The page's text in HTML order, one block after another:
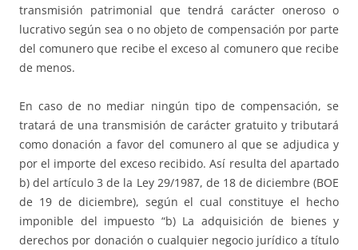
transmisión patrimonial que tendrá carácter oneroso o
lucrativo según sea o no objeto de compensación por parte
del comunero que recibe el exceso al comunero que recibe
de menos.
En caso de no mediar ningún tipo de compensación, se
tratará de una transmisión de carácter gratuito y tributará
como donación a favor del comunero al que se adjudica y
por el importe del exceso recibido. Así resulta del apartado
b) del artículo 3 de la Ley 29/1987, de 18 de diciembre (BOE
de 19 de diciembre), según el cual constituye el hecho
imponible del impuesto “b) La adquisición de bienes y
derechos por donación o cualquier negocio jurídico a título